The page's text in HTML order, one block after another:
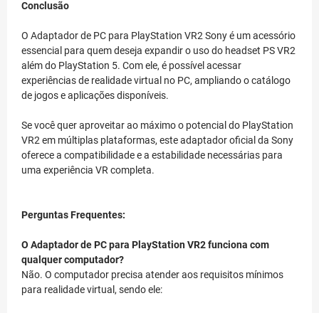
Conclusão
O Adaptador de PC para PlayStation VR2 Sony é um acessório
essencial para quem deseja expandir o uso do headset PS VR2
além do PlayStation 5. Com ele, é possível acessar
experiências de realidade virtual no PC, ampliando o catálogo
de jogos e aplicações disponíveis.
Se você quer aproveitar ao máximo o potencial do PlayStation
VR2 em múltiplas plataformas, este adaptador oficial da Sony
oferece a compatibilidade e a estabilidade necessárias para
uma experiência VR completa.
Perguntas Frequentes:
O Adaptador de PC para PlayStation VR2 funciona com
qualquer computador?
Não. O computador precisa atender aos requisitos mínimos
para realidade virtual, sendo ele: